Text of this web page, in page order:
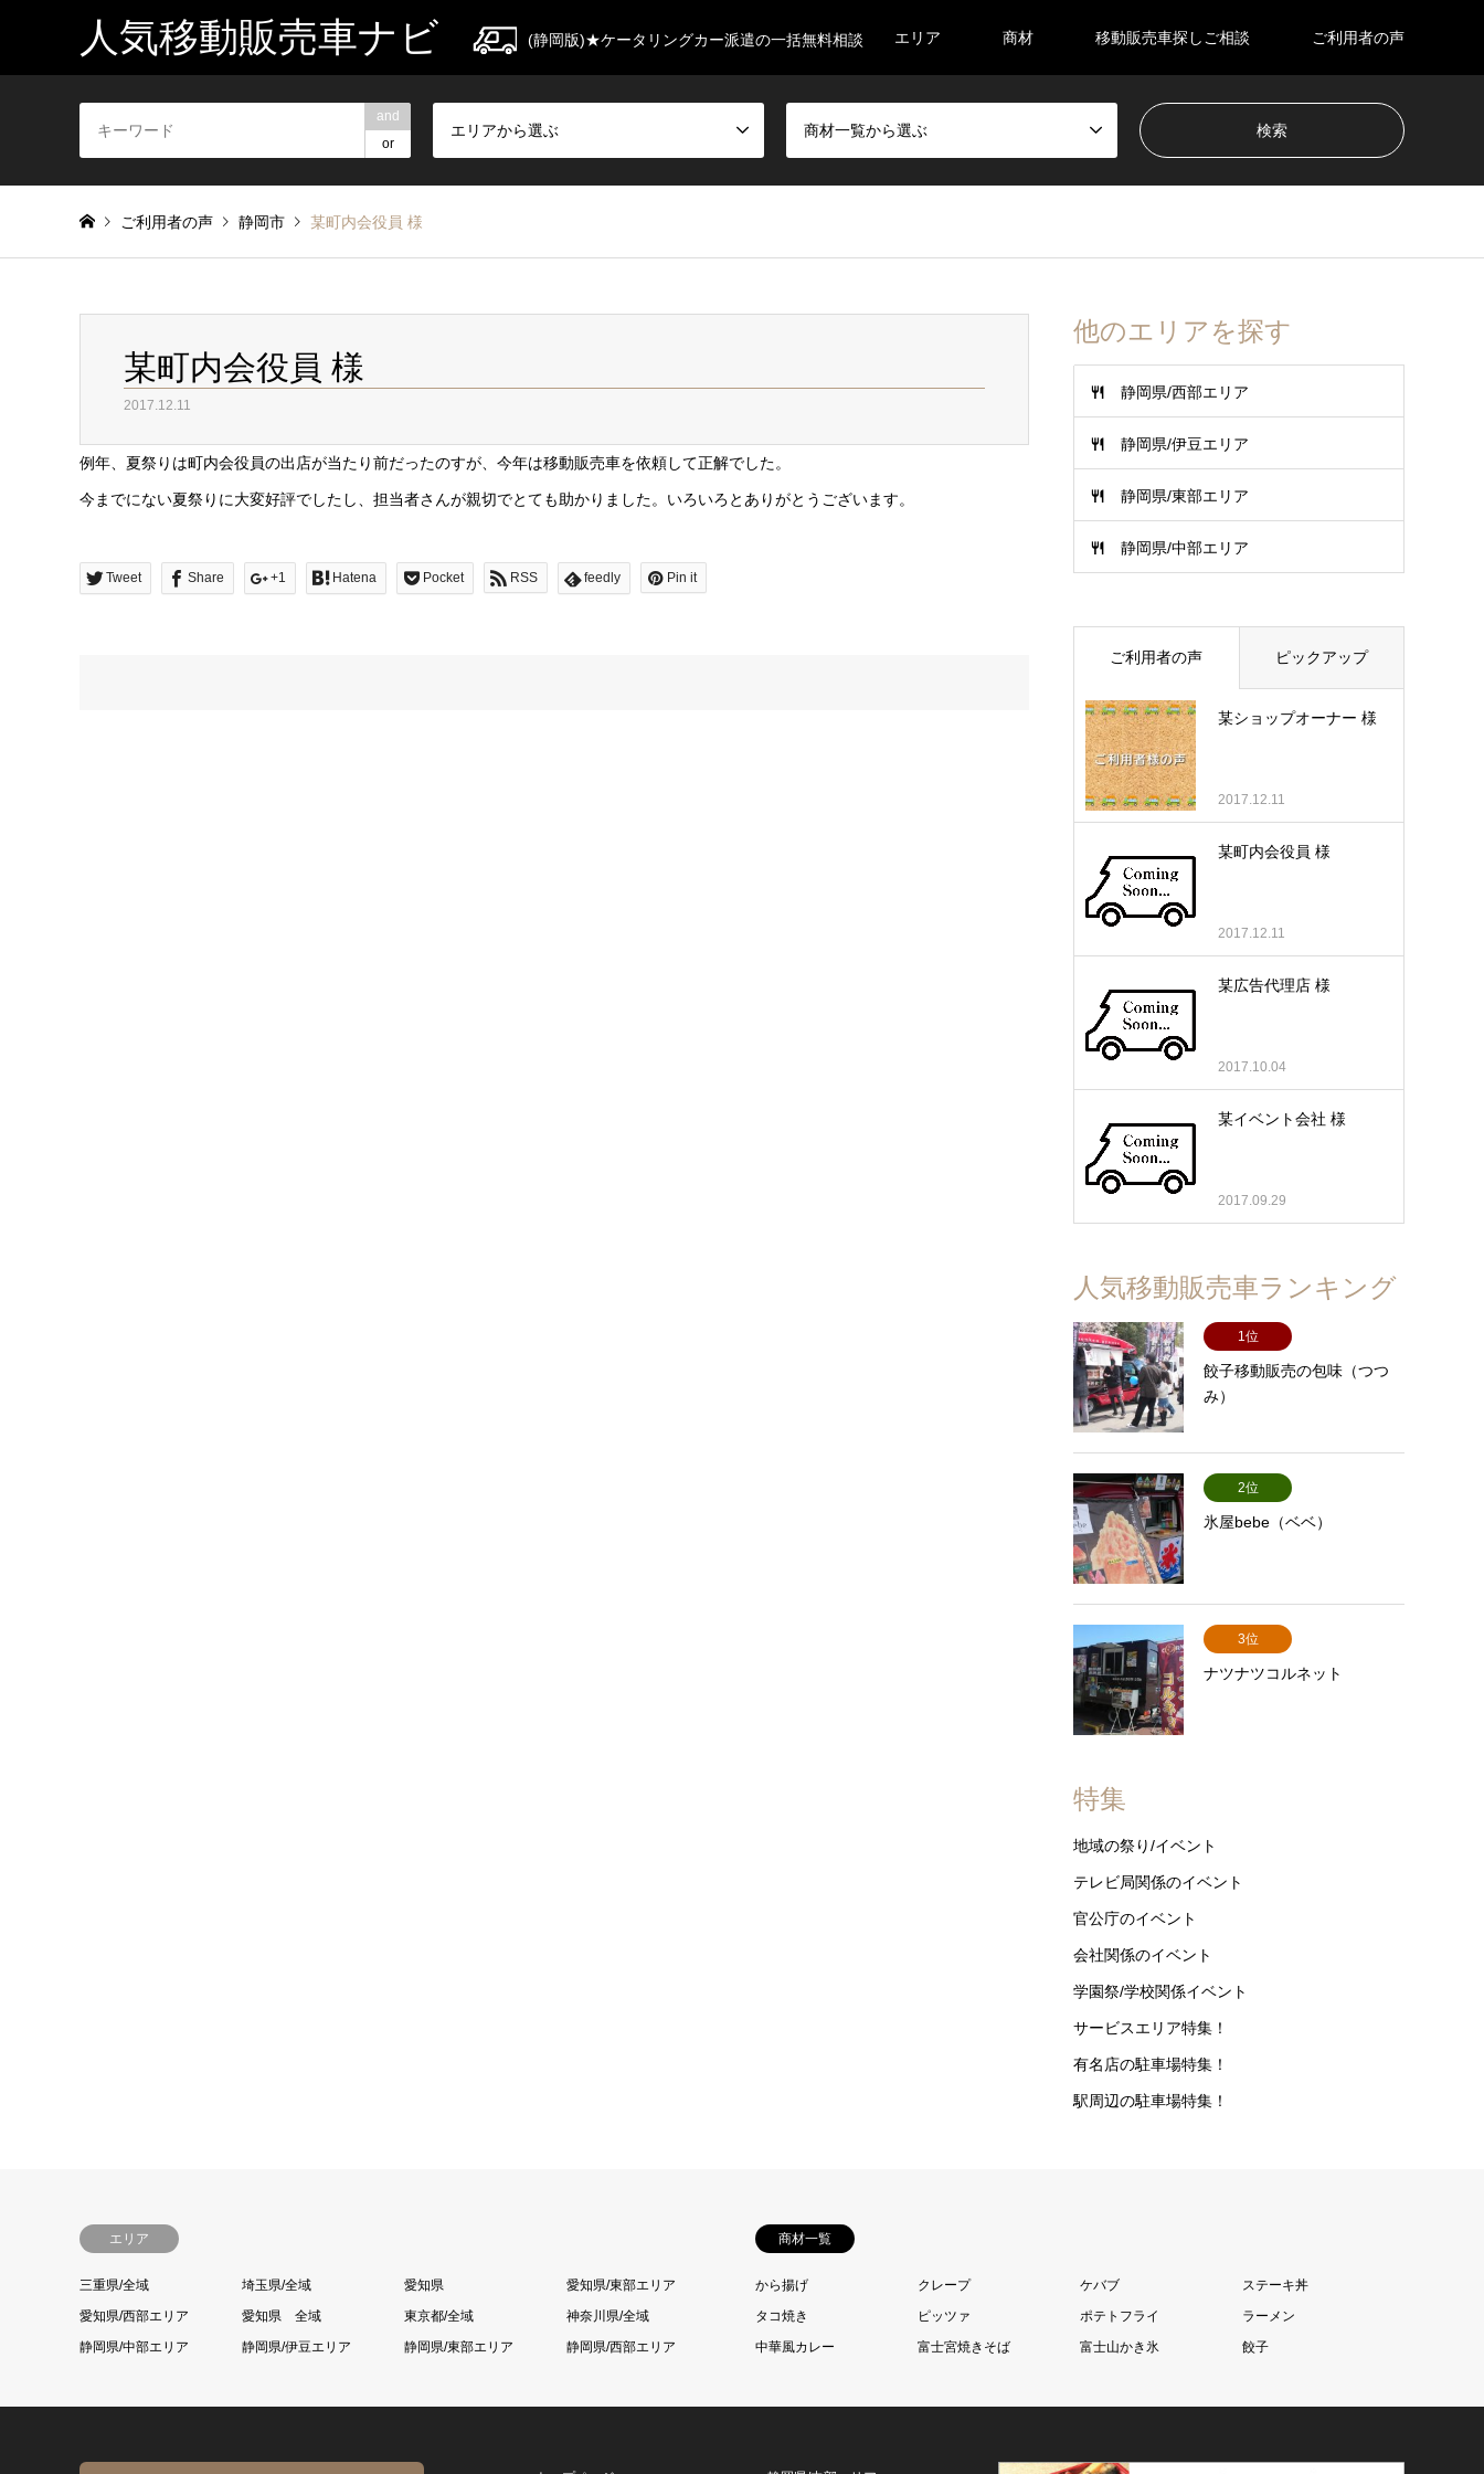
人気移動販売車ナビ (静岡版)★ケータリングカー派遣の一括無料相談 エリア 商材 移動販売車探しご相談 ご利用者の声
and
or
エリアから選ぶ 商材一覧から選ぶ
ご利用者の声 静岡市 某町内会役員 様
某町内会役員 様
2017.12.11
例年、夏祭りは町内会役員の出店が当たり前だったのすが、今年は移動販売車を依頼して正解でした。
今までにない夏祭りに大変好評でしたし、担当者さんが親切でとても助かりました。いろいろとありがとうございます。
Tweet Share +1 Hatena Pocket RSS feedly Pin it
他のエリアを探す
静岡県/西部エリア
静岡県/伊豆エリア
静岡県/東部エリア
静岡県/中部エリア
ご利用者の声 ピックアップ
某ショップオーナー 様
2017.12.11
某町内会役員 様
2017.12.11
某広告代理店 様
2017.10.04
某イベント会社 様
2017.09.29
人気移動販売車ランキング
1位
餃子移動販売の包味（つつ
み）
2位
氷屋bebe（ベベ）
3位
ナツナツコルネット
特集
地域の祭り/イベント
テレビ局関係のイベント
官公庁のイベント
会社関係のイベント
学園祭/学校関係イベント
サービスエリア特集！
有名店の駐車場特集！
駅周辺の駐車場特集！
エリア
三重県/全域 埼玉県/全域 愛知県
愛知県/東部エリア
愛知県/西部エリア
愛知県 全域 東京都/全域
神奈川県/全域
静岡県/中部エリア
静岡県/伊豆エリア 静岡県/東部エリア 静岡県/西部エリア
商材一覧
から揚げ クレープ ケバブ
ステーキ丼
タコ焼き
ピッツァ ポテトフライ
ラーメン
中華風カレー
富士宮焼きそば 富士山かき氷 餃子